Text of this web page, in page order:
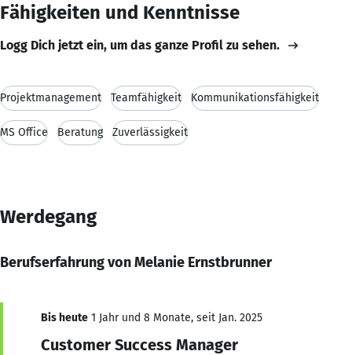
Fähigkeiten und Kenntnisse
Logg Dich jetzt ein, um das ganze Profil zu sehen.
Projektmanagement Teamfähigkeit Kommunikationsfähigkeit
MS Office Beratung Zuverlässigkeit
Werdegang
Berufserfahrung von Melanie Ernstbrunner
Bis heute 1 Jahr und 8 Monate, seit Jan. 2025
Customer Success Manager